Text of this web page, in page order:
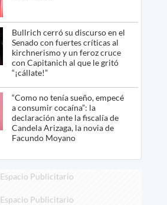
Bullrich cerró su discurso en el
Senado con fuertes críticas al
kirchnerismo y un feroz cruce
con Capitanich al que le gritó
“¡cállate!”
“Como no tenía sueño, empecé
a consumir cocaína”: la
declaración ante la fiscalía de
Candela Arizaga, la novia de
Facundo Moyano
Espacio Publicitario
Espacio Publicitario